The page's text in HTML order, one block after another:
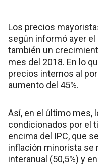
Los precios
según informó ayer el
también un
mes del 2018. En lo
precios internos al
aumento del 45%.
Así, en el último
condicionados por el
encima del IPC, que
inflación minorista se
interanual (50,5%) y